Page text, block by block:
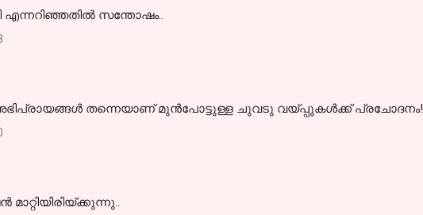
എന്നറിഞ്ഞതില്‍ സന്തോഷം..
അഭിപ്രായങ്ങള്‍ തന്നെയാണ് മുന്‍പോട്ടുള്ള ചുവടു വയ്പ്പുകള്‍ക്ക് പ്രചോദനം!